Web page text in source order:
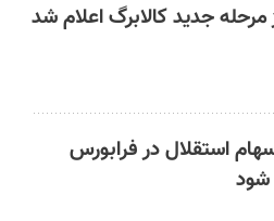
مرحله جدید کالابرگ اعلام شد
استقلال در فرابورس